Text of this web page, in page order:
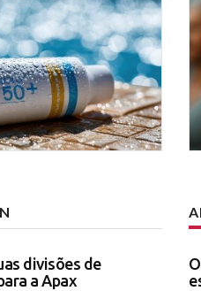
divisões de
a Apax